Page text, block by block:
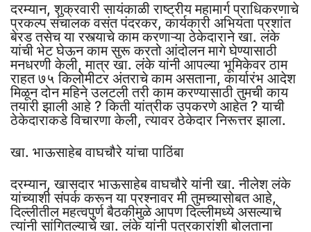
दरम्यान, शुक्रवारी सायंकाळी राष्ट्रीय महामार्ग प्राधिकरणाचे
प्रकल्प संचालक वसंत पंदरकर, कार्यकारी अभियंता प्रशांत
बेरड तसेच या रस्त्याचे काम करणाऱ्या ठेकेदाराने खा. लंके
यांची भेट घेऊन काम सुरू करतो आंदोलन मागे घेण्यासाठी
मनधरणी केली, मात्र खा. लंके यांनी आपल्या भूमिकेवर ठाम
राहत ७५ किलोमीटर अंतराचे काम असताना, कार्यारंभ आदेश
मिळून दोन महिने उलटली तरी काम करण्यासाठी तुमची काय
तयारी झाली आहे ? किती यांत्रीक उपकरणे आहेत ? याची
ठेकेदाराकडे विचारणा केली, त्यावर ठेकेदार निरूत्तर झाला.
खा. भाऊसाहेब वाघचौरे यांचा पाठिंबा
दरम्यान, खासदार भाऊसाहेब वाघचौरे यांनी खा. नीलेश लंके
यांच्याशी संपर्क करून या प्रश्नावर मी तुमच्यासोबत आहे,
दिल्लीतील महत्वपुर्ण बैठकीमुळे आपण दिल्लीमध्ये असल्याचे
त्यांनी सांगितल्याचे खा. लंके यांनी पत्रकारांशी बोलताना